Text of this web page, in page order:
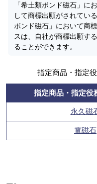
「希土類ボンド磁石」に
して商標出願がされてい
ボンド磁石」において商
スは、自社が商標出願す
ることができます。
指定商品・指定
指定商品・指定役
永久磁
電磁石